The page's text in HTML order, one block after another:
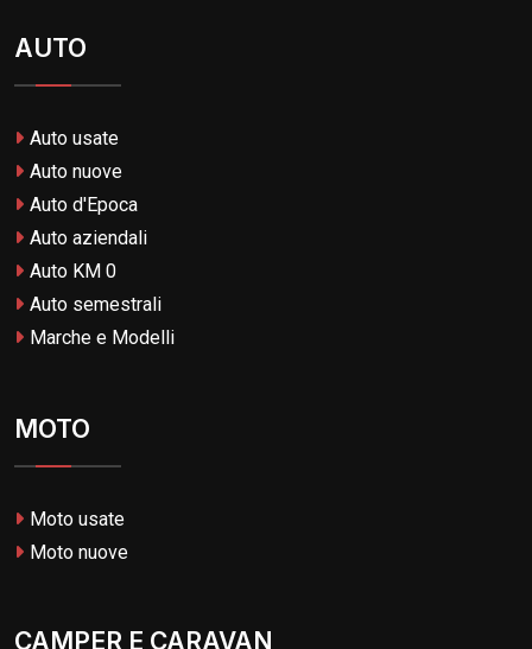
AUTO
Auto usate
Auto nuove
Auto d'Epoca
Auto aziendali
Auto KM 0
Auto semestrali
Marche e Modelli
MOTO
Moto usate
Moto nuove
CAMPER E CARAVAN